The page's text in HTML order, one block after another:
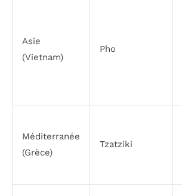
Asie
(Vietnam)
Pho
Méditerranée
(Grèce)
Tzatziki